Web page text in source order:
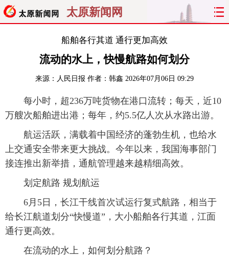
太原新闻网
聚焦 太原
关注 文明
旅游 理财 政务 教育
晋月读 最太原 网罗民生
太原日报 太原晚报 热评
船舶各行其道 通行更加高效
流动的水上，快慢航路如何划分
来源： 人民日报 作者：韩鑫 2026年07月06日 09:29
每小时，超236万吨货物在港口流转；每天，近10
万艘次船舶进出港；每年，约5.5亿人次从水路出游。
航运活跃，满载着中国经济的蓬勃生机，也给水
上交通安全带来更大挑战。今年以来，我国海事部门
接连推出新举措，通航管理越来越精细高效。
划定航路 规划航运
6月5日，长江干线首次试运行复式航路，相当于
给长江航道划分“快慢道”，大小船舶各行其道，江面
通行更高效。
在流动的水上，如何划分航路？